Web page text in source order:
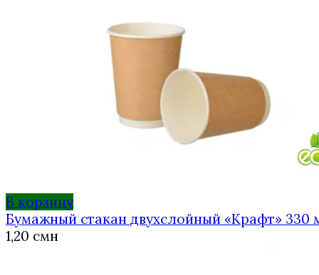
В корзину
Бумажный стакан двухслойный «Крафт» 330
1,20 смн